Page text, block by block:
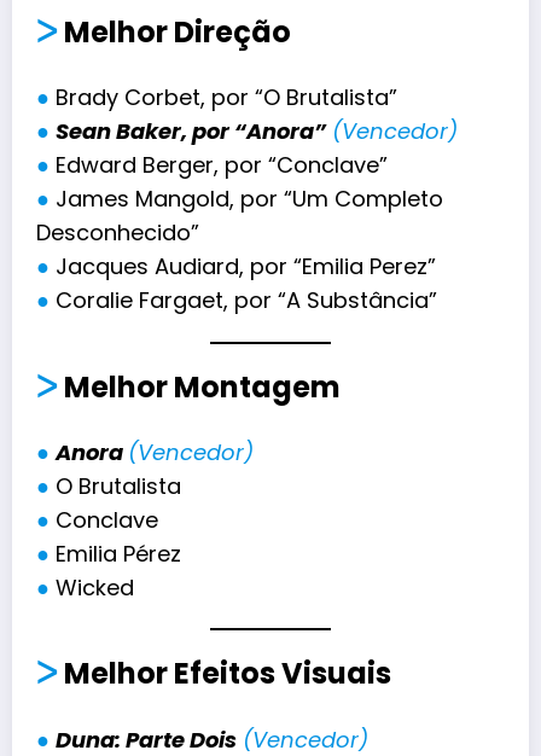
ᐳMelhor Direção
● Brady Corbet, por “O Brutalista”
● Sean Baker, por “Anora” (Vencedor)
● Edward Berger, por “Conclave”
● James Mangold, por “Um Completo
Desconhecido”
● Jacques Audiard, por “Emilia Perez”
● Coralie Fargaet, por “A Substância”
ᐳMelhor Montagem
● Anora (Vencedor)
● O Brutalista
● Conclave
● Emilia Pérez
● Wicked
ᐳMelhorEfeitos Visuais
● Duna: Parte Dois (Vencedor)